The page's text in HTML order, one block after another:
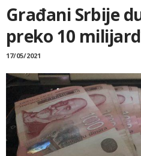
Građani Srbije
preko 10
17/05/2021